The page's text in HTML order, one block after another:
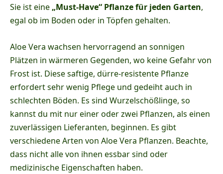
Sie ist eine„Must-Have“ Pflanze für jeden Garten,
egal ob im Boden oder in Töpfen gehalten.
Aloe Vera wachsen hervorragend an sonnigen
Plätzen in wärmeren Gegenden, wo keine Gefahr von
Frost ist. Diese saftige, dürre-resistente Pflanze
erfordert sehr wenig Pflege und gedeiht auch in
schlechten Böden. Es sind Wurzelschößlinge, so
kannst du mit nur einer oder zwei Pflanzen, als einen
zuverlässigen Lieferanten, beginnen. Es gibt
verschiedene Arten von Aloe Vera Pflanzen. Beachte,
dass nicht alle von ihnen essbar sind oder
medizinische Eigenschaften haben.